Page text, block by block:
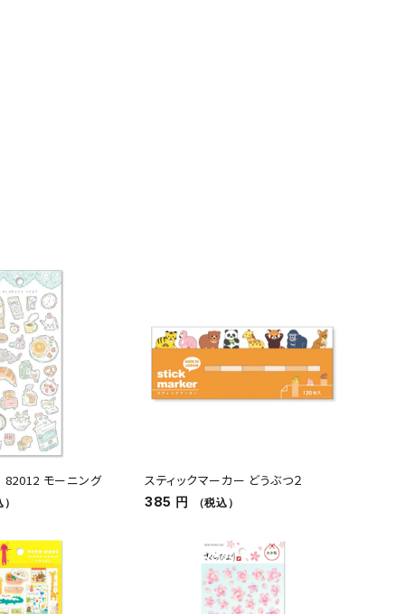
82012 モーニング スティックマーカー どうぶつ２
385 円 （税込）